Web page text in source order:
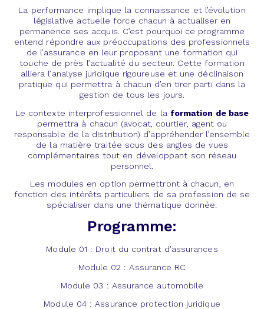
La performance implique la connaissance et l’évolution
législative actuelle force chacun à actualiser en
permanence ses acquis. C’est pourquoi ce programme
entend répondre aux préoccupations des professionnels
de l’assurance en leur proposant une formation qui
touche de près l’actualité du secteur. Cette formation
alliera l’analyse juridique rigoureuse et une déclinaison
pratique qui permettra à chacun d’en tirer parti dans la
gestion de tous les jours.
Le contexte interprofessionnel de la formation de base
permettra à chacun (avocat, courtier, agent ou
responsable de la distribution) d’appréhender l’ensemble
de la matière traitée sous des angles de vues
complémentaires tout en développant son réseau
personnel.
Les modules en option permettront à chacun, en
fonction des intérêts particuliers de sa profession de se
spécialiser dans une thématique donnée.
Programme:
Module 01 : Droit du contrat d'assurances
Module 02 : Assurance RC
Module 03 : Assurance automobile
Module 04 : Assurance protection juridique